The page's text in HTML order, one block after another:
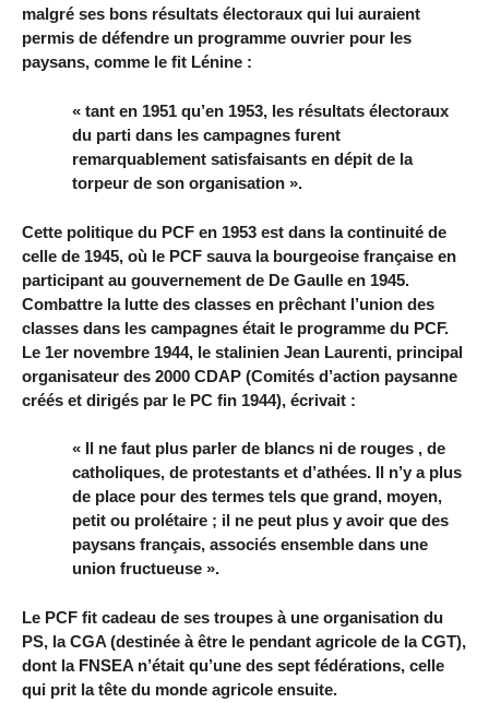
malgré ses bons résultats électoraux qui lui auraient
permis de défendre un programme ouvrier pour les
paysans, comme le fit Lénine :
« tant en 1951 qu’en 1953, les résultats électoraux
du parti dans les campagnes furent
remarquablement satisfaisants en dépit de la
torpeur de son organisation ».
Cette politique du PCF en 1953 est dans la continuité de
celle de 1945, où le PCF sauva la bourgeoise française en
participant au gouvernement de De Gaulle en 1945.
Combattre la lutte des classes en prêchant l’union des
classes dans les campagnes était le programme du PCF.
Le 1er novembre 1944, le stalinien Jean Laurenti, principal
organisateur des 2000 CDAP (Comités d’action paysanne
créés et dirigés par le PC fin 1944), écrivait :
« Il ne faut plus parler de blancs ni de rouges , de
catholiques, de protestants et d’athées. Il n’y a plus
de place pour des termes tels que grand, moyen,
petit ou prolétaire ; il ne peut plus y avoir que des
paysans français, associés ensemble dans une
union fructueuse ».
Le PCF fit cadeau de ses troupes à une organisation du
PS, la CGA (destinée à être le pendant agricole de la CGT),
dont la FNSEA n’était qu’une des sept fédérations, celle
qui prit la tête du monde agricole ensuite.